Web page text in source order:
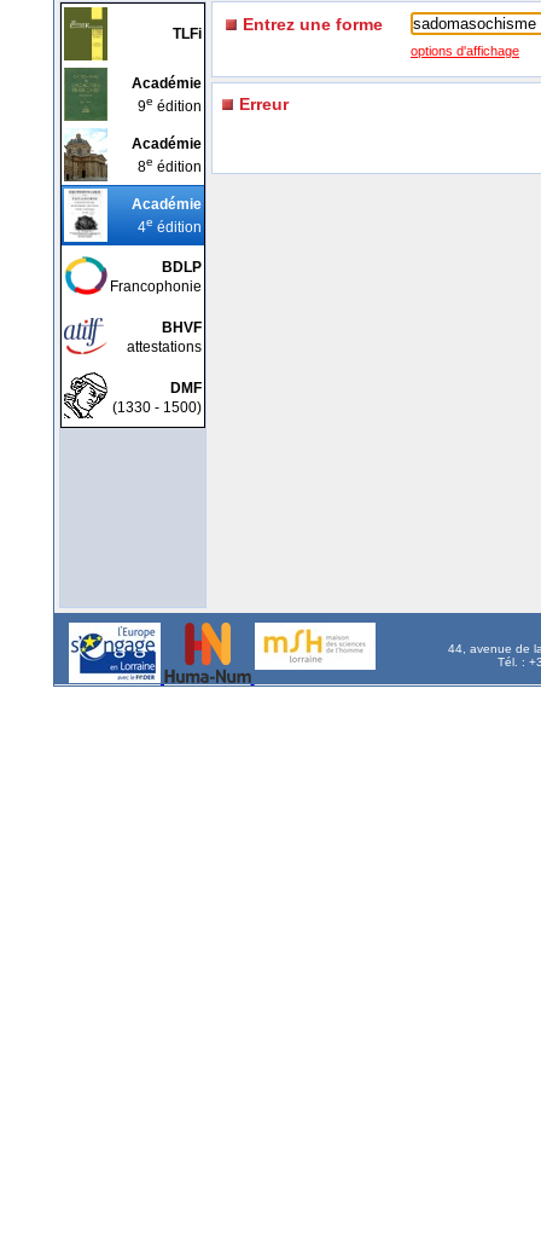
TLFi
Académie
9e édition
Académie
8e édition
Académie
4e édition
BDLP
Francophonie
BHVF
attestations
DMF
(1330 - 1500)
Entrez une forme
options d'affichage
Erreur
44, avenue de
Tél. :